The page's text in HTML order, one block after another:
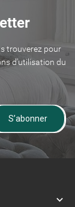
trouverez pour
d'utilisation du
S’abonner
